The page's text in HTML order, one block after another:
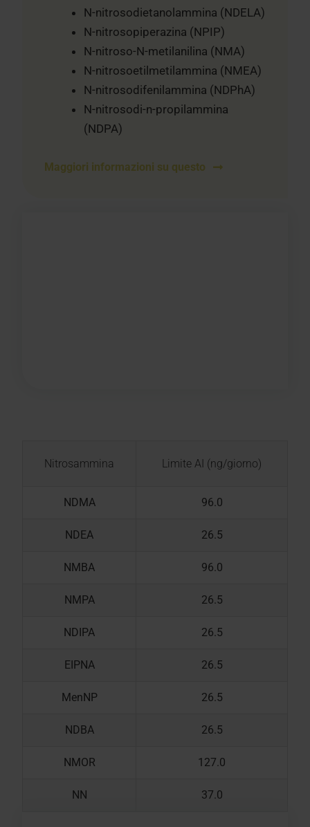
N-nitrosodietanolammina (NDELA)
N-nitrosopiperazina (NPIP)
N-nitroso-N-metilanilina (NMA)
N-nitrosoetilmetilammina (NMEA)
N-nitrosodifenilammina (NDPhA)
N-nitrosodi-n-propilammina
(NDPA)
Maggiori informazioni su questo
Nitrosammina Limite AI (ng/giorno)
NDMA 96.0
NDEA 26.5
NMBA 96.0
NMPA 26.5
NDIPA 26.5
EIPNA 26.5
MenNP 26.5
NDBA 26.5
NMOR 127.0
NN 37.0